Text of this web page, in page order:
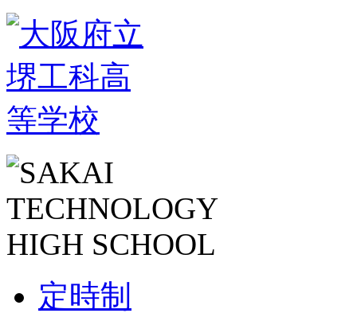
定時制